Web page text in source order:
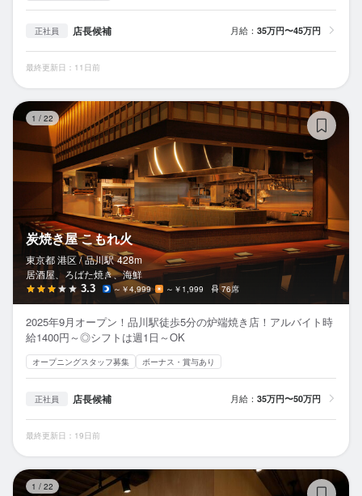
正社員 店長候補 月給： 35万円〜45万円
最終更新日：11日前
1 / 22
炭焼き屋 こもれ火
東京都 港区 / 品川駅 428m
居酒屋、ろばた焼き、海鮮
3.3 ～￥4,999 ～￥1,999 76席
2025年9月オープン！品川駅徒歩5分の炉端焼き店！アルバイト時
給1400円～◎シフトは週1日～OK
オープニングスタッフ募集 ボーナス・賞与あり
正社員 店長候補 月給： 35万円〜50万円
最終更新日：19日前
1 / 22